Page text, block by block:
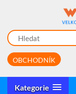
OBCHODNÍK
Kategorie